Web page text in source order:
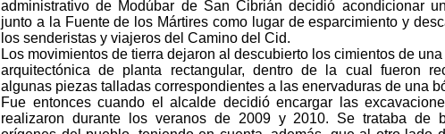
administrativo de Modúbar de San Cibrián decidió acondicionar
junto a la Fuente de los Mártires como lugar de esparcimiento y
los senderistas y viajeros del Camino del Cid.
Los movimientos de tierra dejaron al descubierto los cimientos de una
arquitectónica de planta rectangular, dentro de la cual fueron
algunas piezas talladas correspondientes a las enervaduras de una
Fue entonces cuando el alcalde decidió encargar las
realizaron durante los veranos de 2009 y 2010. Se trataba de